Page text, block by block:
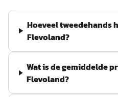
Hoeveel tweedehands
Flevoland?
Wat is de gemiddelde
Flevoland?